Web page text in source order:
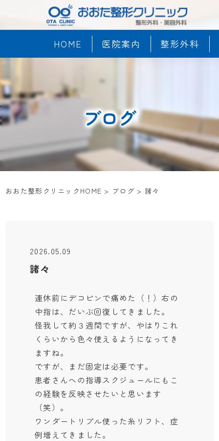
HOME 医院案内 整形外科
ブログ
おおた整形クリニックHOME > ブログ > 諸々
2026.05.09
諸々
連休前にデコピンで痛めた（！）右の
中指は、だいぶ回復してきました。
怪我して約３週間ですが、やはりこれ
くらいから色々使えるようになってき
ますね。
ですが、まだ固定は必要です。
患者さんへの指導スクジュールにもこ
の経験を反映させたいと思います
（笑）。
ワンダートリプル使った糸リフト、症
例増えてきました。